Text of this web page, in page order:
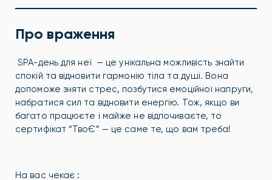
Про враження
SPA-день для неї — це унікальна можливість знайти
спокій та відновити гармонію тіла та душі. Вона
допоможе зняти стрес, позбутися емоційної напруги,
набратися сил та відновити енергію. Тож, якщо ви
багато працюєте і майже не відпочиваєте, то
сертифікат “ТвоЄ” — це саме те, що вам треба!
На вас чекає :